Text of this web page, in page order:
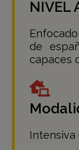
NIVEL
de
capaces
Intensiva